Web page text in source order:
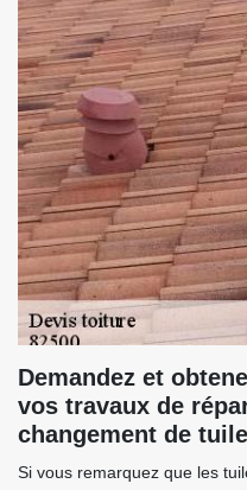
Demandez et
vos travaux de
changement de
Si vous remarquez que les